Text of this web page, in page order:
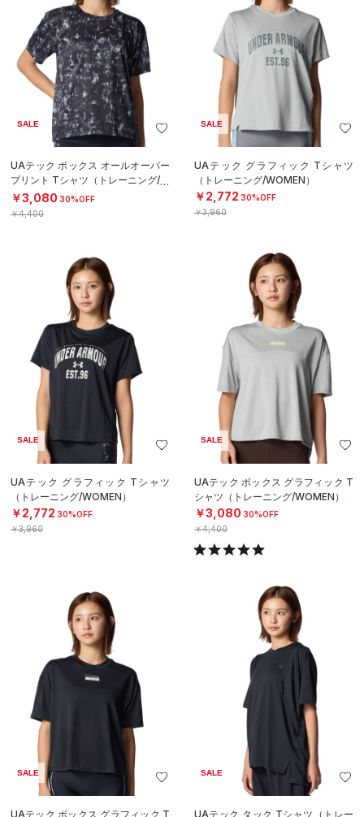
SALE
UAテック ボックス オールオーバー
プリント Tシャツ（トレーニング/W
OMEN）
￥3,080 30%OFF
￥4,400
SALE
UAテック グラフィック Tシャツ
（トレーニング/WOMEN）
￥2,772 30%OFF
￥3,960
SALE
UAテック グラフィック Tシャツ
（トレーニング/WOMEN）
￥2,772 30%OFF
￥3,960
SALE
UAテック ボックス グラフィック T
シャツ（トレーニング/WOMEN）
￥3,080 30%OFF
￥4,400
SALE
UAテック ボックス グラフィック T
SALE
UAテック タック Tシャツ（トレー